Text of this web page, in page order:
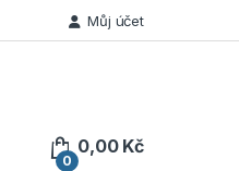
Můj účet
0
0,00 Kč